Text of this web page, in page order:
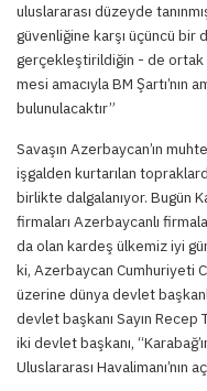
uluslararası düzeyde
güvenliğine karşı üçüncü
gerçekleştirildiğin - de ortak
mesi amacıyla BM
bulunulacaktır”
Savaşın Azerbaycan’ın
işgalden kurtarılan
birlikte dalgalanıyor. Bugün
firmaları Azerbaycanlı
da olan kardeş ülkemiz iyi
ki, Azerbaycan Cumhuriyeti
üzerine dünya devlet
devlet başkanı Sayın Recep
iki devlet başkanı,
Uluslararası Havalimanı’nın